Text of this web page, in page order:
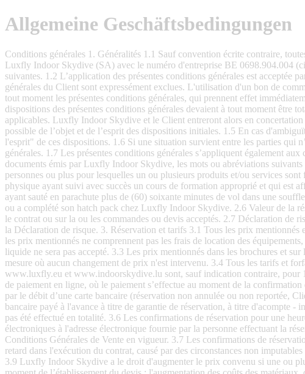
Allgemeine Geschäftsbedingungen
Conditions générales 1. Généralités 1.1 Sauf convention écrite contraire, toutes les offres, missions, services, bons cadeaux, livraisons et prestations (qu’elles aient été convenues oralement ou par écrit) entre Luxfly Indoor Skydive (SA) avec le numéro d'entreprise BE 0698.904.004 (ci-après dénommée "Luxfly Indoor Skydive") et ses Clients (ci-après dénommés le(s) "Client(s)") sont soumis aux conditions suivantes. 1.2 L’application des présentes conditions générales est acceptée par le Client du simple fait de la commande, du paiement ou de la participation aux activités de skydive indoor. Les conditions générales du Client sont expressément exclues. L'utilisation d'un bon de commande ou d'un devis propre au Client n'a pas d’incidence. 1.3 Luxfly Indoor Skydive se réserve expressément le droit de modifier à tout moment les présentes conditions générales, qui prennent effet immédiatement. Elles sont immédiatement mises à la disposition du Client. 1.4 Les conditions générales sont divisibles. Si une ou plusieurs dispositions des présentes conditions générales devaient à tout moment être totalement ou partiellement déclarées nulles ou annulées, les autres dispositions des présentes conditions générales resteront pleinement applicables. Luxfly Indoor Skydive et le Client entreront alors en concertation afin de convenir de nouvelles dispositions destinées à remplacer les dispositions nulles ou annulées, en tenant compte autant que possible de l’objet et de l’esprit des dispositions initiales. 1.5 En cas d'ambiguïté quant à l'interprétation d'une ou plusieurs dispositions des présentes conditions générales, l'interprétation doit être faite "dans l'esprit" de ces dispositions. 1.6 Si une situation survient entre les parties qui n’est pas réglée dans les présentes conditions générales, cette situation doit être appréciées dans l’esprit des présentes conditions générales. 1.7 Les présentes conditions générales s’appliquent également aux contrats avec le Client lorsque pour leur exécution Luxfly Indoor Skydive doit faire appel à des tiers. 2. Définitions 2.1 Dans tous les documents émis par Luxfly Indoor Skydive, les mots ou abréviations suivants doivent être compris comme suit. 2.2 Client : visiteur, participant ou invité de Luxfly Indoor Skydive. 2.3 Groupe : à partir de 7 personnes ou plus pour lesquelles un ou plusieurs produits et/ou services sont fournis par Luxfly Indoor Skydive en vertu d'un ou plusieurs contrats à considérer comme liés. 2.4 Indoor Skydiver : une personne physique ayant suivi avec succès un cours de formation approprié et qui est affilié à une association reconnue. 2.5 Participant professionnel : personne ayant effectué plus de (30) trente sauts en parachute ou ayant sauté en parachute plus de (60) soixante minutes de vol dans une soufflerie au cours des (2) deux dernières années. (Ceci est prouvé par un journal de bord ou une vidéo des derniers sauts/vol/expérience, ou a complété son hatch pack chez Luxfly Indoor Skydive. 2.6 Valeur de la réservation : le prix total de tous les produits et/ou services de Luxfly Indoor Skydive ou le prix total de la location, tel qu'indiqué dans le contrat ou sur la ou les commandes ou devis acceptés. 2.7 Déclaration de risque : DDR ou décharge ou renonciation. Une déclaration signée par le Client par laquelle il accepte les risques tels que stipulés dans la Déclaration de risque. 3. Réservation et tarifs 3.1 Tous les prix mentionnés entre entreprises sont hors TVA. Tous les prix mentionnés entre Luxfly Indoor Skydive et les particuliers sont TVA comprise. Tous les prix mentionnés ne comprennent pas les frais de location des équipements, sauf indication contraire par